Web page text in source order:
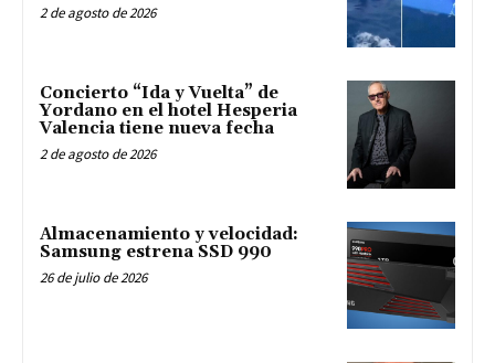
2 de agosto de 2026
Concierto “Ida y Vuelta” de
Yordano en el hotel Hesperia
Valencia tiene nueva fecha
2 de agosto de 2026
Almacenamiento y velocidad:
Samsung estrena SSD 990
26 de julio de 2026